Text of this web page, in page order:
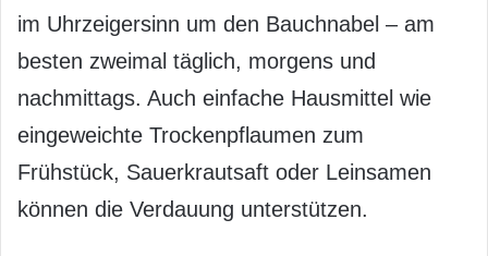
im Uhrzeigersinn um den Bauchnabel – am
besten zweimal täglich, morgens und
nachmittags. Auch einfache Hausmittel wie
eingeweichte Trockenpflaumen zum
Frühstück, Sauerkrautsaft oder Leinsamen
können die Verdauung unterstützen.